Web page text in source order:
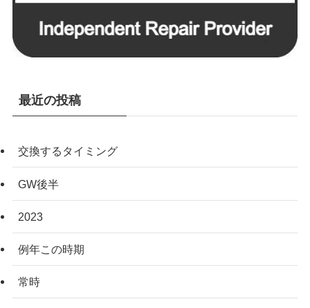
最近の投稿
交換するタイミング
GW後半
2023
例年この時期
常時